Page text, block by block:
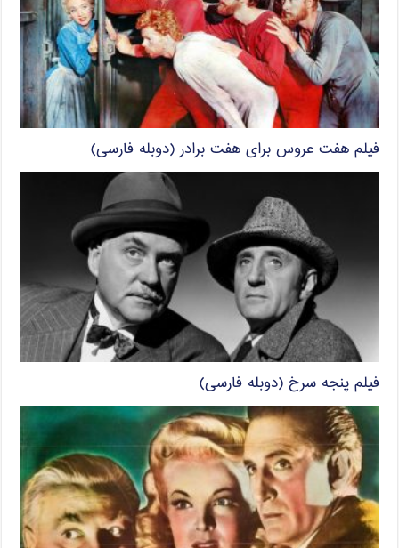
فیلم هفت عروس برای هفت برادر (دوبله فارسی)
فیلم پنجه سرخ (دوبله فارسی)